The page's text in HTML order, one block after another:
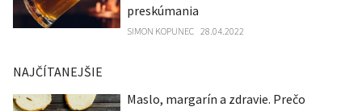
preskúmania
SIMON KOPUNEC 28.04.2022
NAJČÍTANEJŠIE
Maslo, margarín a zdravie. Prečo